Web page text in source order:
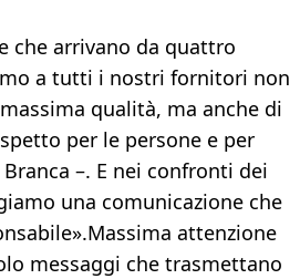
che arrivano da quattro
a tutti i nostri fornitori non
qualità, ma anche di
per le persone e per
–. E nei confronti dei
una comunicazione che
attenzione
messaggi che trasmettano